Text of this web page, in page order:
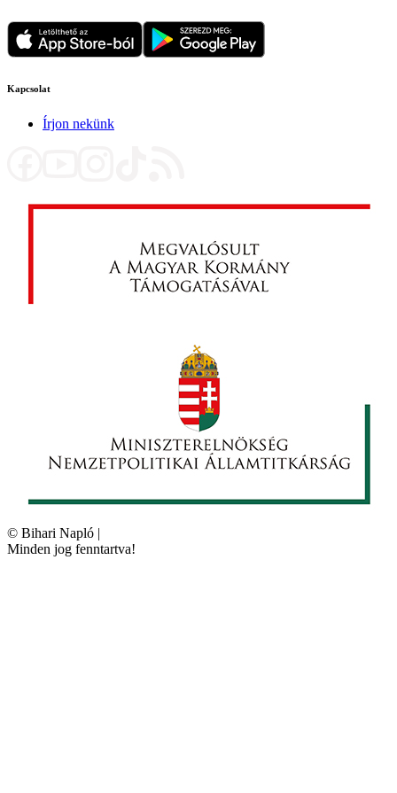
Kapcsolat
Írjon nekünk
© Bihari Napló |
Minden jog fenntartva!